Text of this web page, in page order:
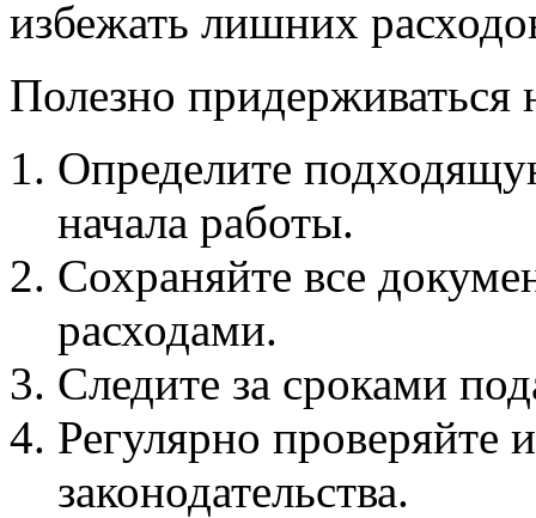
избежать лишних
Полезно придерживаться
Определите
начала работы.
Сохраняйте все
расходами.
Следите за сроками
Регулярно проверяйте
законодательства.